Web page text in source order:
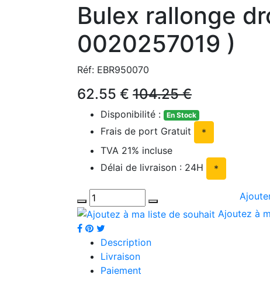
Bulex rallonge
0020257019 )
Réf: EBR950070
62.55 € 104.25 €
Disponibilité : En Stock
Frais de port Gratuit
*
TVA 21% incluse
Délai de livraison : 24H
*
Ajoutez à
Description
Livraison
Paiement